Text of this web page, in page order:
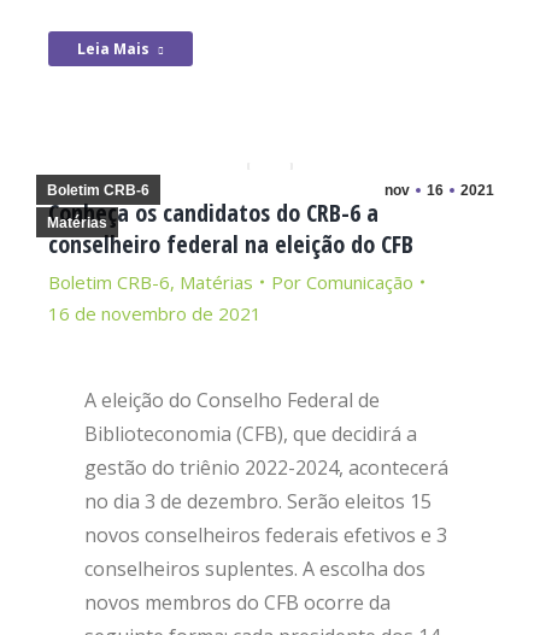
Leia Mais
nov 16 2021
Boletim CRB-6
Matérias
Conheça os candidatos do CRB-6 a
conselheiro federal na eleição do CFB
Boletim CRB-6, Matérias Por Comunicação
16 de novembro de 2021
A eleição do Conselho Federal de
Biblioteconomia (CFB), que decidirá a
gestão do triênio 2022-2024, acontecerá
no dia 3 de dezembro. Serão eleitos 15
novos conselheiros federais efetivos e 3
conselheiros suplentes. A escolha dos
novos membros do CFB ocorre da